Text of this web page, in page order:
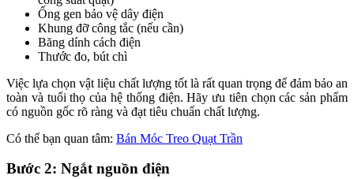
Ống gen bảo vệ dây điện
Khung đỡ công tắc (nếu cần)
Băng dính cách điện
Thước đo, bút chì
Việc lựa chọn vật liệu chất lượng tốt là rất quan trọng để đảm bảo an
toàn và tuổi thọ của hệ thống điện. Hãy ưu tiên chọn các sản phẩm
có nguồn gốc rõ ràng và đạt tiêu chuẩn chất lượng.
Có thể bạn quan tâm: Bán Móc Treo Quạt Trần
Bước 2: Ngắt nguồn điện